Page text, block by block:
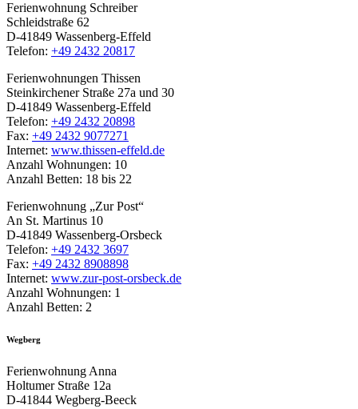
Ferienwohnung Schreiber
Schleidstraße 62
D-41849 Wassenberg-Effeld
Telefon: +49 2432 20817
Ferienwohnungen Thissen
Steinkirchener Straße 27a und 30
D-41849 Wassenberg-Effeld
Telefon: +49 2432 20898
Fax: +49 2432 9077271
Internet: www.thissen-effeld.de
Anzahl Wohnungen: 10
Anzahl Betten: 18 bis 22
Ferienwohnung „Zur Post“
An St. Martinus 10
D-41849 Wassenberg-Orsbeck
Telefon: +49 2432 3697
Fax: +49 2432 8908898
Internet: www.zur-post-orsbeck.de
Anzahl Wohnungen: 1
Anzahl Betten: 2
Wegberg
Ferienwohnung Anna
Holtumer Straße 12a
D-41844 Wegberg-Beeck